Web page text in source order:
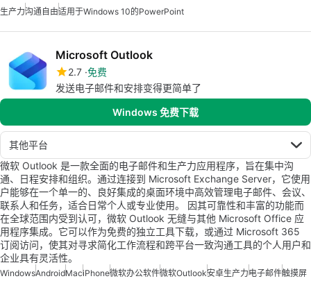
生产力沟通自由适用于Windows 10的PowerPoint
Microsoft Outlook
2.7 免费
发送电子邮件和安排变得更简单了
Windows 免费下载
其他平台
微软 Outlook 是一款全面的电子邮件和生产力应用程序，旨在集中沟
通、日程安排和组织。通过连接到 Microsoft Exchange Server，它使用
户能够在一个单一的、良好集成的桌面环境中高效管理电子邮件、会议、
联系人和任务，适合日常个人或专业使用。 因其可靠性和丰富的功能而
在全球范围内受到认可，微软 Outlook 无缝与其他 Microsoft Office 应
用程序集成。它可以作为免费的独立工具下载，或通过 Microsoft 365
订阅访问，使其对寻求简化工作流程和跨平台一致沟通工具的个人用户和
企业具有灵活性。
WindowsAndroidMaciPhone微软办公软件微软Outlook安卓生产力电子邮件触摸屏